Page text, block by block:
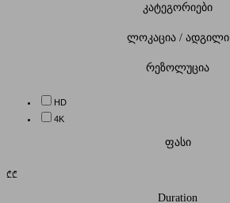
კატეგორიები
ლოკაცია / ადგილი
რეზოლუცია
HD
4K
ფასი
₾₾
Duration